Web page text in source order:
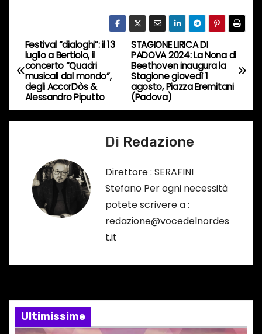
r
s
o
…
N
a
v
i
n
e
a
STAGIONE LIRICA DI
PADOVA 2024: La Nona di
Beethoven inaugura la
Stagione giovedì 1
agosto, Piazza Eremitani
(Padova)
Festival “dialoghi”: il 13
luglio a Bertiolo, il
concerto “Quadri
musicali dal mondo”,
degli AccorDòs &
Alessandro Piputto
Di Redazione
Direttore : SERAFINI
Stefano Per ogni necessità
potete scrivere a :
redazione@vocedelnordes
t.it
Ultimissime